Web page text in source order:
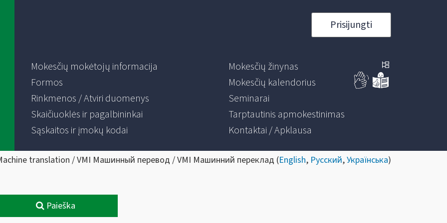
Prisijungti
Mokesčių mokėtojų informacija
Formos
Rinkmenos / Atviri duomenys
Skaičiuoklės ir pagalbininkai
Sąskaitos ir įmokų kodai
Mokesčių žinynas
Mokesčių kalendorius
Seminarai
Tarptautinis apmokestinimas
Kontaktai / Apklausa
translation / VMI Машинный перевод / VMI Машинний переклад (English, Русский,Українська)
Paieška